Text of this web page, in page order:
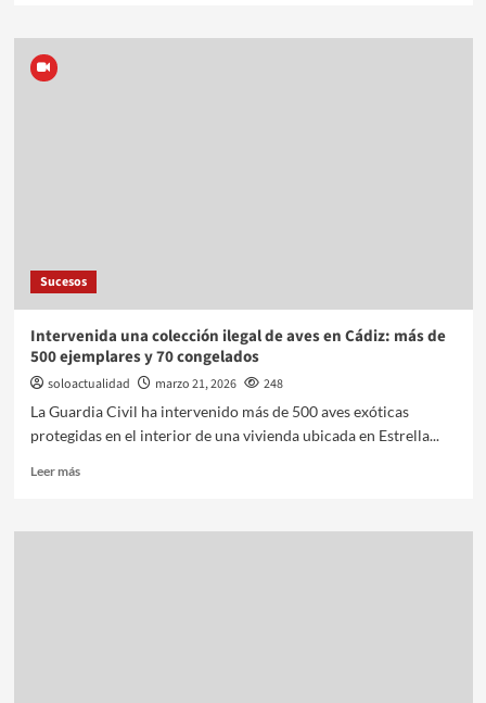
Sucesos
Intervenida una colección ilegal de aves en Cádiz: más de
500 ejemplares y 70 congelados
soloactualidad marzo 21, 2026
248
La Guardia Civil ha intervenido más de 500 aves exóticas
protegidas en el interior de una vivienda ubicada en Estrella...
Leer más